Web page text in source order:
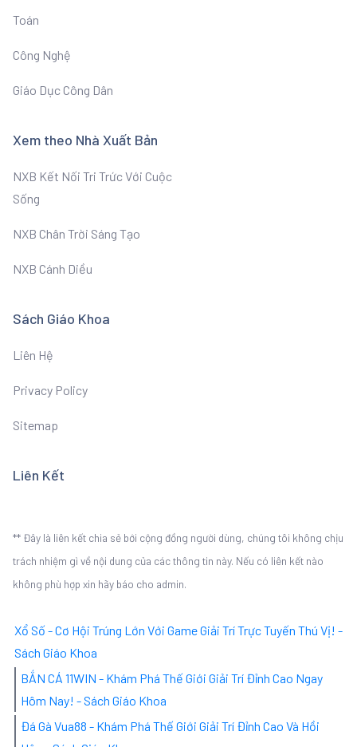
Toán
Công Nghệ
Giáo Dục Công Dân
Xem theo Nhà Xuất Bản
NXB Kết Nối Tri Trức Với Cuộc
Sống
NXB Chân Trời Sáng Tạo
NXB Cánh Diều
Sách Giáo Khoa
Liên Hệ
Privacy Policy
Sitemap
Liên Kết
** Đây là liên kết chia sẻ bới cộng đồng người dùng, chúng tôi không chịu
trách nhiệm gì về nội dung của các thông tin này. Nếu có liên kết nào
không phù hợp xin hãy báo cho admin.
Xổ Số - Cơ Hội Trúng Lớn Với Game Giải Trí Trực Tuyến Thú Vị! -
Sách Giáo Khoa
BẮN CÁ 11WIN - Khám Phá Thế Giới Giải Trí Đỉnh Cao Ngay
Hôm Nay! - Sách Giáo Khoa
Đá Gà Vua88 - Khám Phá Thế Giới Giải Trí Đỉnh Cao Và Hồi